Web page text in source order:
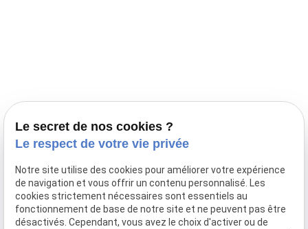
03 28 68 82 00
06 80 84 45 90
Adresse
Le secret de nos cookies ?
Le respect de votre vie privée
Notre site utilise des cookies pour améliorer votre expérience
de navigation et vous offrir un contenu personnalisé. Les
cookies strictement nécessaires sont essentiels au
fonctionnement de base de notre site et ne peuvent pas être
désactivés. Cependant, vous avez le choix d'activer ou de